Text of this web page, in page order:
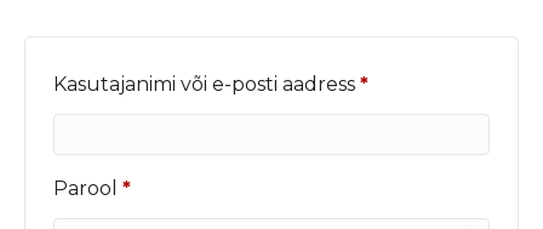
Kasutajanimi või e-posti aadress *Nõutud
Parool *Nõutud